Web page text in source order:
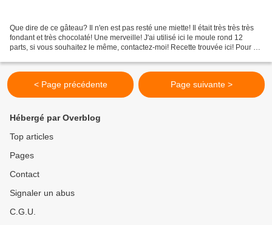
Que dire de ce gâteau? Il n'en est pas resté une miette! Il était très très très
fondant et très chocolaté! Une merveille! J'ai utilisé ici le moule rond 12
parts, si vous souhaitez le même, contactez-moi! Recette trouvée ici! Pour 12
< Page précédente Page suivante >
Hébergé par Overblog
Top articles
Pages
Contact
Signaler un abus
C.G.U.